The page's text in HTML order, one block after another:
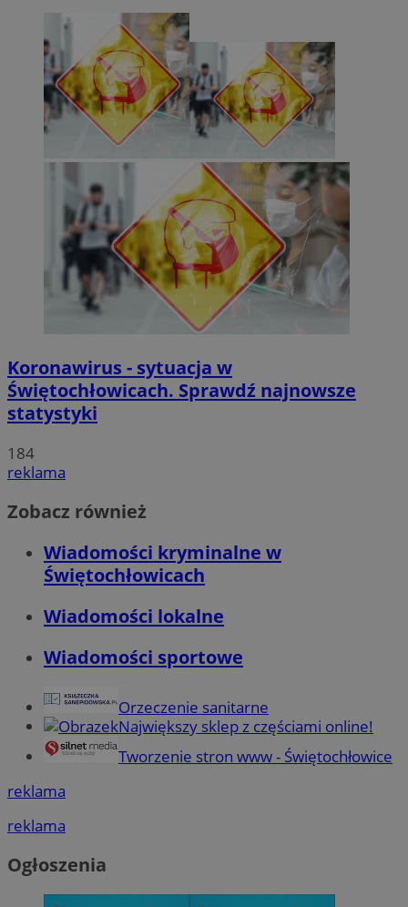
Koronawirus - sytuacja w
Świętochłowicach. Sprawdź najnowsze
statystyki
184
reklama
Zobacz również
Wiadomości kryminalne w
Świętochłowicach
Wiadomości lokalne
Wiadomości sportowe
Orzeczenie sanitarne
Największy sklep z częściami online!
Tworzenie stron www - Świętochłowice
reklama
reklama
Ogłoszenia